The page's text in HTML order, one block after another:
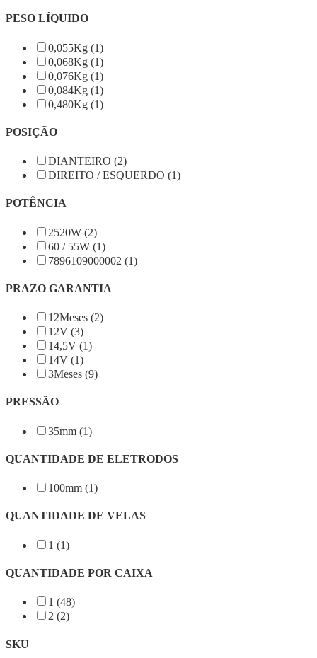
PESO LÍQUIDO
0,055Kg (1)
0,068Kg (1)
0,076Kg (1)
0,084Kg (1)
0,480Kg (1)
POSIÇÃO
DIANTEIRO (2)
DIREITO / ESQUERDO (1)
POTÊNCIA
2520W (2)
60 / 55W (1)
7896109000002 (1)
PRAZO GARANTIA
12Meses (2)
12V (3)
14,5V (1)
14V (1)
3Meses (9)
PRESSÃO
35mm (1)
QUANTIDADE DE ELETRODOS
100mm (1)
QUANTIDADE DE VELAS
1 (1)
QUANTIDADE POR CAIXA
1 (48)
2 (2)
SKU